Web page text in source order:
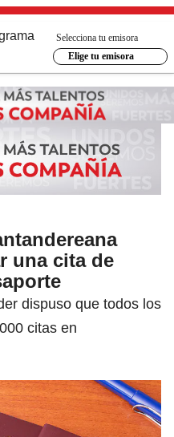
Selecciona tu emisora
Elige tu emisora
una cita de
dispuso que todos los
citas en